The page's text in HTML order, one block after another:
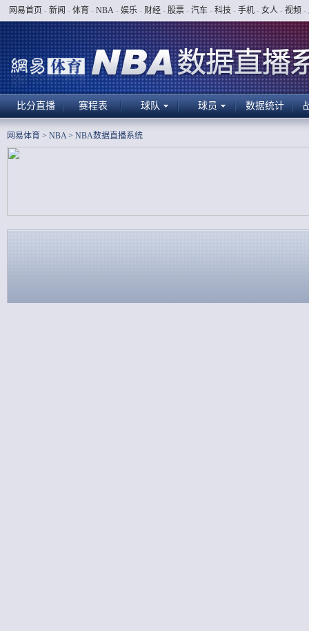
网易首页 - 新闻 - 体育 - NBA - 娱乐 - 财经 - 股票 - 汽车 - 科技 - 手机 - 女人 - 视频 -
比分直播 赛程表 球队 球员 数据统计
网易体育 > NBA> NBA数据直播系统